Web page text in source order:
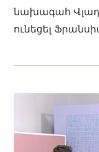
նախագահ
ունեցել